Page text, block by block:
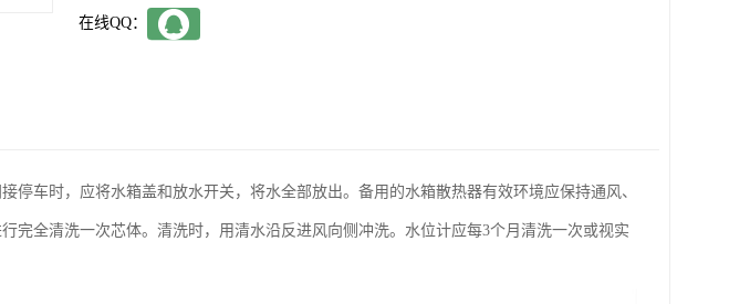
在线QQ：
停车时，应将水箱盖和放水开关，将水全部放出。备用的水箱散热器有效环境应保持通风、
完全清洗一次芯体。清洗时，用清水沿反进风向侧冲洗。水位计应每3个月清洗一次或视实